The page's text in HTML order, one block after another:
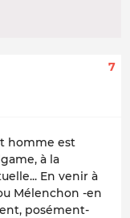
7
homme est
à la
En venir à
Mélenchon -en
posément-